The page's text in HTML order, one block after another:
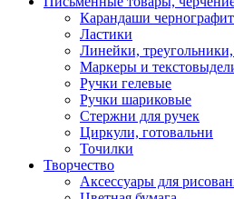
Карандаши
Ластики
Линейки,
Маркеры и
Ручки гелевые
Ручки шариковые
Стержни для ручек
Циркули, готовальни
Точилки
Творчество
Аксессуары для